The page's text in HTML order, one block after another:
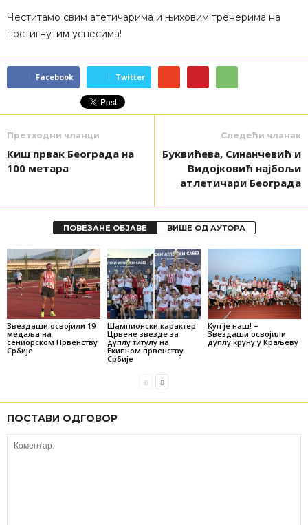
Честитамо свим атетичарима и њиховим тренерима на
постигнутим успесима!
Facebook Twitter
Претходни чланци
Киш првак Београда на
100 метара
Следећи чланак
Буквићева, Синанчевић и
Видојковић најбољи
атлетичари Београда
ПОВЕЗАНЕ ОБЈАВЕ ВИШЕ ОД АУТОРА
Звездаши освојили 19
медаља на
сениорском Првенству
Србије
Шампионски карактер
Црвене звезде за
дуплу титулу на
Екипном првенству
Србије
Куп је наш! –
Звездаши освојили
дуплу круну у Краљеву
ПОСТАВИ ОДГОВОР